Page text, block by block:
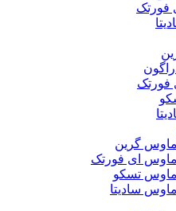
فورتک
فورتک
ماوس گرین
ماوس ای فورتک
ماوس تسکو
سادیتا